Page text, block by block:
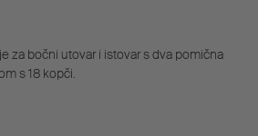
za bočni utovar i istovar s dva pomična
s 18 kopči.